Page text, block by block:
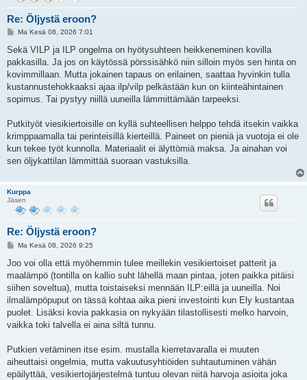
Re: Öljystä eroon?
V
e
t
i
Ma Kesä 08, 2026 7:01
Sekä VILP ja ILP ongelma on hyötysuhteen heikkeneminen kovilla
pakkasilla. Ja jos on käytössä pörssisähkö niin silloin myös sen hinta on
kovimmillaan. Mutta jokainen tapaus on erilainen, saattaa hyvinkin tulla
kustannustehokkaaksi ajaa ilp/vilp pelkästään kun on kiinteähintainen
sopimus. Tai pystyy niillä uuneilla lämmittämään tarpeeksi.
Putkityöt viesikiertoisille on kyllä suhteellisen helppo tehdä itsekin vaikka
krimppaamalla tai perinteisillä kierteillä. Paineet on pieniä ja vuotoja ei ole
kun tekee työt kunnolla. Materiaalit ei älyttömiä maksa. Ja ainahan voi
sen öljykattilan lämmittää suoraan vastuksilla.
Kurppa
Jäsen
Re: Öljystä eroon?
V
e
t
i
Ma Kesä 08, 2026 9:25
Joo voi olla että myöhemmin tulee meillekin vesikiertoiset patterit ja
maalämpö (tontilla on kallio suht lähellä maan pintaa, joten paikka pitäisi
siihen soveltua), mutta toistaiseksi mennään ILP:eillä ja uuneilla. Noi
ilmalämpöpuput on tässä kohtaa aika pieni investointi kun Ely kustantaa
puolet. Lisäksi kovia pakkasia on nykyään tilastollisesti melko harvoin,
vaikka toki talvella ei aina siltä tunnu.
Putkien vetäminen itse esim. mustalla kierretavaralla ei muuten
aiheuttaisi ongelmia, mutta vakuutusyhtiöiden suhtautuminen vähän
epäilyttää, vesikiertojärjestelmä tuntuu olevan niitä harvoja asioita joka